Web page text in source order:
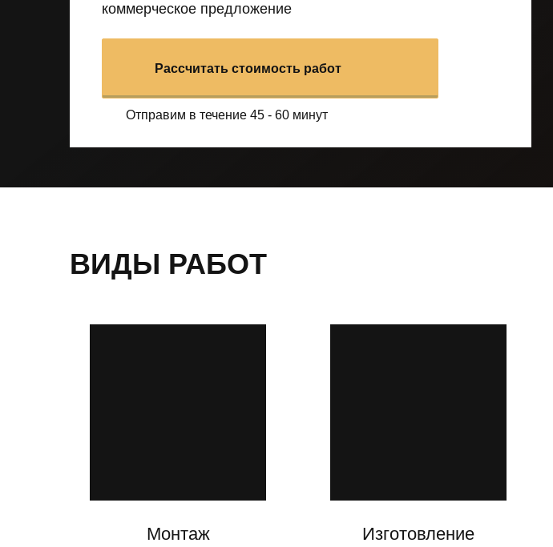
коммерческое предложение
Рассчитать стоимость работ
Отправим в течение 45 - 60 минут
ВИДЫ РАБОТ
Монтаж
Изготовление